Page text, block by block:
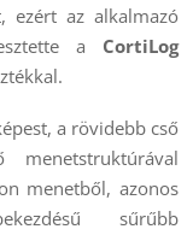
ezért az alkalmazó
a CortiLog
a rövidebb cső
menetből, azonos
sűrűbb